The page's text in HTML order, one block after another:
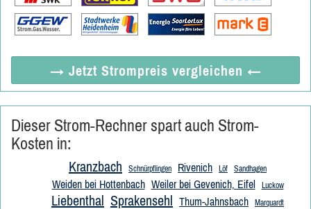
→ Jetzt Strompreis vergleichen ←
Dieser Strom-Rechner spart auch Strom-
Kosten in:
Kranzbach Schnürpflingen Rivenich Löf Sandhagen
Weiden bei Hottenbach Weiler bei Gevenich, Eifel Luckow
Liebenthal Sprakensehl Thum-Jahnsbach
Marquardt